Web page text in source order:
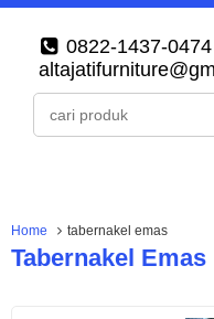
0822-1437-0474
Home tabernakel emas
Tabernakel Emas